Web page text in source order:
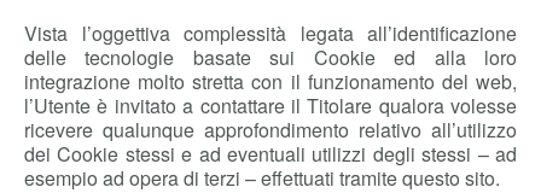
Vista l’oggettiva complessità legata all’identificazione
delle tecnologie basate sui Cookie ed alla loro
integrazione molto stretta con il funzionamento del web,
l’Utente è invitato a contattare il Titolare qualora volesse
ricevere qualunque approfondimento relativo all’utilizzo
dei Cookie stessi e ad eventuali utilizzi degli stessi – ad
esempio ad opera di terzi – effettuati tramite questo sito.